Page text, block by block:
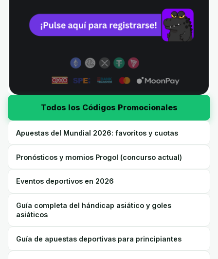
Todos los Códigos Promocionales
Apuestas del Mundial 2026: favoritos y cuotas
Pronósticos y momios Progol (concurso actual)
Eventos deportivos en 2026
Guía completa del hándicap asiático y goles
asiáticos
Guía de apuestas deportivas para principiantes